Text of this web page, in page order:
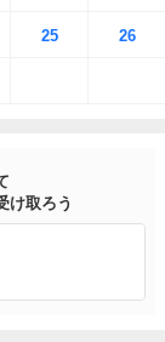
25 26
け取ろう